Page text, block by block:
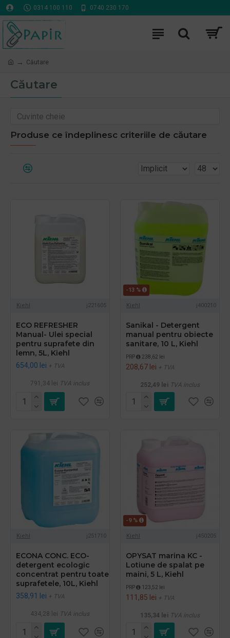
0314 100 110 0740 230 170
Căutare
Căutare
Produse ce îndeplinesc criteriile de căutare
Kiehl j221605
ECO REFRESHER
Manual- Ulei special
pentru suprafete din
lemn, 5L, Kiehl
654,00 lei + TVA
791,34 lei TVA inclus
-13 %
Kiehl j400210
Sanikal - Detergent
manual pentru obiecte
sanitare, 10 L, Kiehl
PRP 238,62 lei
208,67 lei + TVA
252,49 lei TVA inclus
Kiehl j251710
ECONA CONC. ECO-
detergent ecologic
concentrat pentru toate
suprafetele, 10L, Kiehl
358,91 lei + TVA
434,28 lei TVA inclus
-9 %
Kiehl j450205
OPYSAT marina KC -
Lotiune de spalat pe
maini, 5 L, Kiehl
PRP 123,52 lei
111,85 lei + TVA
135,34 lei TVA inclus